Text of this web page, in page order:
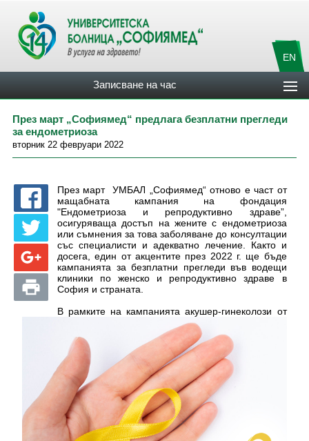
EN
Записване на час
През март „Софиямед“ предлага безплатни прегледи
за ендометриоза
вторник 22 февруари 2022
През март УМБАЛ „Софиямед“ отново е част от
мащабната кампания на фондация
"Ендометриоза и репродуктивно здраве”,
осигуряваща достъп на жените с ендометриоза
или съмнения за това заболяване до консултации
със специалисти и адекватно лечение. Както и
досега, един от акцентите през 2022 г. ще бъде
кампанията за безплатни прегледи във водещи
клиники по женско и репродуктивно здраве в
София и страната.
В рамките на кампанията акушер-гинеколози от